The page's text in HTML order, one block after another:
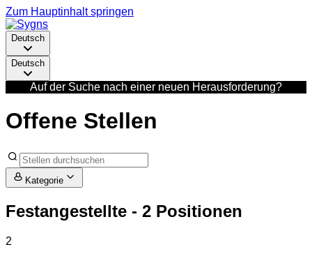
Zum Hauptinhalt springen
Deutsch
Deutsch
Auf der Suche nach einer neuen Herausforderung?
Offene Stellen
Kategorie
Festangestellte - 2 Positionen
2